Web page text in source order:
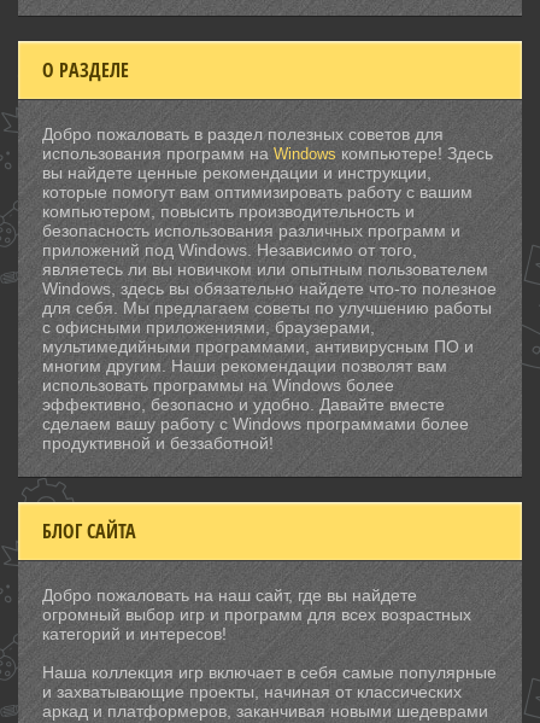
О РАЗДЕЛЕ
Добро пожаловать в раздел полезных советов для
использования программ на Windows компьютере! Здесь
вы найдете ценные рекомендации и инструкции,
которые помогут вам оптимизировать работу с вашим
компьютером, повысить производительность и
безопасность использования различных программ и
приложений под Windows. Независимо от того,
являетесь ли вы новичком или опытным пользователем
Windows, здесь вы обязательно найдете что-то полезное
для себя. Мы предлагаем советы по улучшению работы
с офисными приложениями, браузерами,
мультимедийными программами, антивирусным ПО и
многим другим. Наши рекомендации позволят вам
использовать программы на Windows более
эффективно, безопасно и удобно. Давайте вместе
сделаем вашу работу с Windows программами более
продуктивной и беззаботной!
БЛОГ САЙТА
Добро пожаловать на наш сайт, где вы найдете
огромный выбор игр и программ для всех возрастных
категорий и интересов!
Наша коллекция игр включает в себя самые популярные
и захватывающие проекты, начиная от классических
аркад и платформеров, заканчивая новыми шедеврами